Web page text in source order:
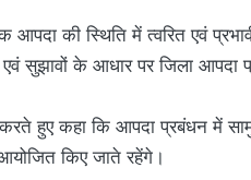
की स्थिति में त्वरित एवं
सुझावों के आधार पर जिला आपदा
हुए कहा कि आपदा प्रबंधन में
किए जाते रहेंगे।